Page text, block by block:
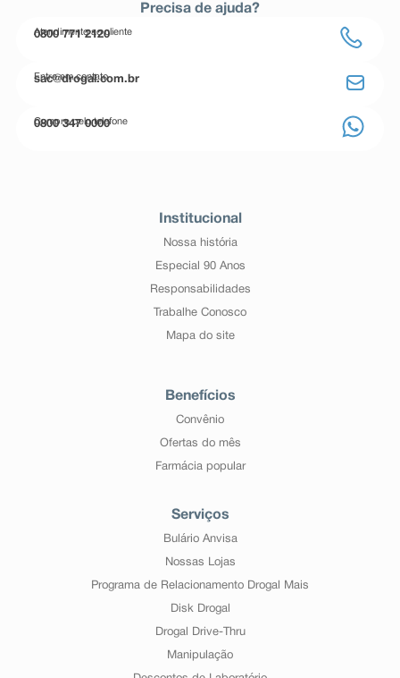
Precisa de ajuda?
Atendimento ao cliente
0800 771 2120
Entre em contato
sac@drogal.com.br
Compre pelo telefone
0800 347 0000
Institucional
Nossa história
Especial 90 Anos
Responsabilidades
Trabalhe Conosco
Mapa do site
Benefícios
Convênio
Ofertas do mês
Farmácia popular
Serviços
Bulário Anvisa
Nossas Lojas
Programa de Relacionamento Drogal Mais
Disk Drogal
Drogal Drive-Thru
Manipulação